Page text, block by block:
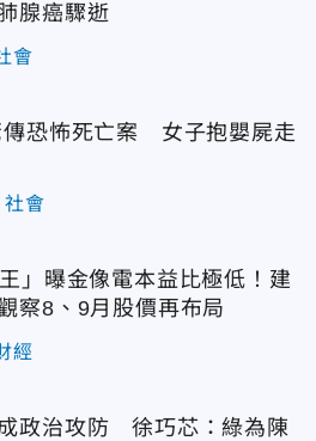
腺癌驟逝
會
傳恐怖死亡案 女子抱嬰屍走
社會
王」曝金像電本益比極低！建
察8、9月股價再布局
經
政治攻防 徐巧芯：綠為陳